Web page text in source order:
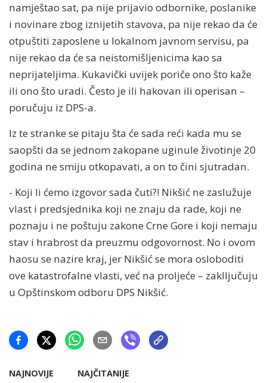
namještao sat, pa nije prijavio odbornike, poslanike
i novinare zbog iznijetih stavova, pa nije rekao da će
otpuštiti zaposlene u lokalnom javnom servisu, pa
nije rekao da će sa neistomišljenicima kao sa
neprijateljima. Kukavički uvijek poriče ono što kaže
ili ono što uradi. Često je ili hakovan ili operisan –
poručuju iz DPS-a.
Iz te stranke se pitaju šta će sada reći kada mu se
saopšti da se jednom zakopane uginule životinje 20
godina ne smiju otkopavati, a on to čini sjutradan.
- Koji li ćemo izgovor sada čuti?! Nikšić ne zaslužuje
vlast i predsjednika koji ne znaju da rade, koji ne
poznaju i ne poštuju zakone Crne Gore i koji nemaju
stav i hrabrost da preuzmu odgovornost. No i ovom
haosu se nazire kraj, jer Nikšić se mora osloboditi
ove katastrofalne vlasti, već na proljeće – zaklljučuju
u Opštinskom odboru DPS Nikšić.
NAJNOVIJE NAJČITANIJE